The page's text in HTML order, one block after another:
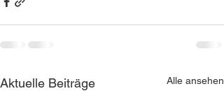
Aktuelle Beiträge Alle ansehen